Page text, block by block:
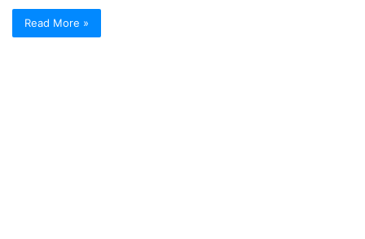
Read More »